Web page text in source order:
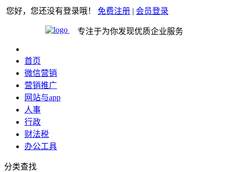
您好，您还没有登录哦！ 免费注册 | 会员登录
专注于为你发现优质企业服务
首页
微信营销
营销推广
网站与app
人事
行政
财法税
办公工具
分类查找